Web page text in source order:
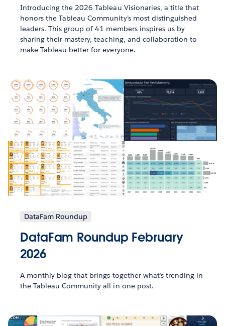
Introducing the 2026 Tableau Visionaries, a title that
honors the Tableau Community’s most distinguished
leaders. This group of 41 members inspires us by
sharing their mastery, teaching, and collaboration to
make Tableau better for everyone.
DataFam Roundup
DataFam Roundup February
2026
A monthly blog that brings together what’s trending in
the Tableau Community all in one post.